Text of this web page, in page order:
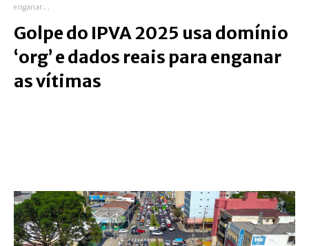
enganar...
Golpe do IPVA 2025 usa domínio
‘org’ e dados reais para enganar
as vítimas